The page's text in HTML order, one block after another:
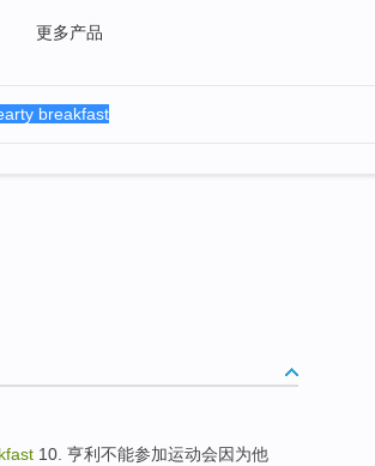
更多产品
10. 亨利不能参加运动会因为他